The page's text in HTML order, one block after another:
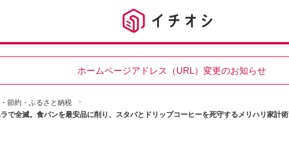
ホームページアドレス（URL）変更のお知らせ
節約・ふるさと納税
全滅。食パンを最安品に削り、スタバとドリップコーヒーを死守するメリハリ家計術